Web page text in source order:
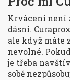
Krvácení není
dásní.
ale když máte
nevolné.
je třeba
sobě